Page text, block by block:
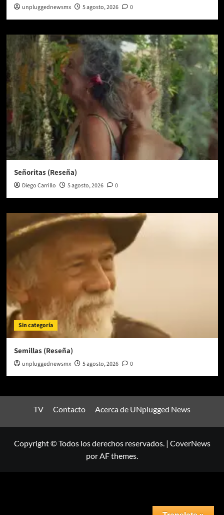
unpluggednewsmx 5 agosto, 2026 0
Señoritas (Reseña)
Diego Carrillo 5 agosto, 2026 0
Sin categoría
Semillas (Reseña)
unpluggednewsmx 5 agosto, 2026 0
TV Contacto Acerca de UNplugged News
Copyright © Todos los derechos reservados. | CoverNews
por AF themes.